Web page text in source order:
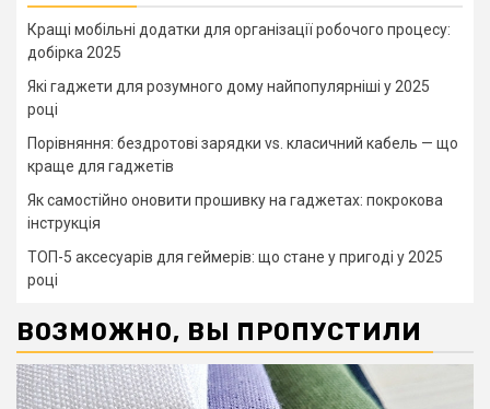
Кращі мобільні додатки для організації робочого процесу:
добірка 2025
Які гаджети для розумного дому найпопулярніші у 2025
році
Порівняння: бездротові зарядки vs. класичний кабель — що
краще для гаджетів
Як самостійно оновити прошивку на гаджетах: покрокова
інструкція
ТОП-5 аксесуарів для геймерів: що стане у пригоді у 2025
році
ВОЗМОЖНО, ВЫ ПРОПУСТИЛИ